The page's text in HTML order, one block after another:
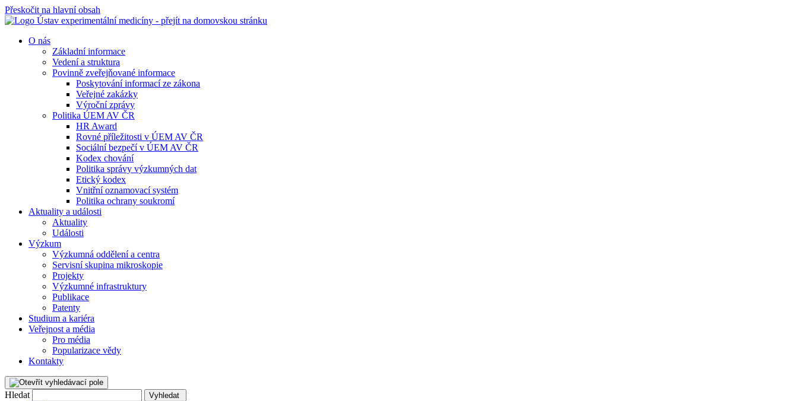
Přeskočit na hlavní obsah
O nás
Základní informace
Vedení a struktura
Povinně zveřejňované informace
Poskytování informací ze zákona
Veřejné zakázky
Výroční zprávy
Politika ÚEM AV ČR
HR Award
Rovné příležitosti v ÚEM AV ČR
Sociální bezpečí v ÚEM AV ČR
Kodex chování
Politika správy výzkumných dat
Etický kodex
Vnitřní oznamovací systém
Politika ochrany soukromí
Aktuality a události
Aktuality
Události
Výzkum
Výzkumná oddělení a centra
Servisní skupina mikroskopie
Projekty
Výzkumné infrastruktury
Publikace
Patenty
Studium a kariéra
Veřejnost a média
Pro média
Popularizace vědy
Kontakty
Hledat Vyhledat